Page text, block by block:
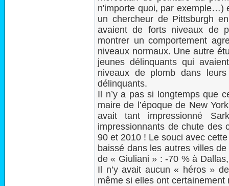
n'importe quoi, par exemple…)
un chercheur de Pittsburgh
avaient de forts niveaux de
montrer un comportement
niveaux normaux. Une autre
jeunes délinquants qui
niveaux de plomb dans
délinquants.
Il n’y a pas si longtemps que
maire de l’époque de New
avait tant impressionné
impressionnants de chute des
90 et 2010 ! Le souci avec
baissé dans les autres villes
de « Giuliani » : -70 % à
Il n’y avait aucun « héros »
même si elles ont